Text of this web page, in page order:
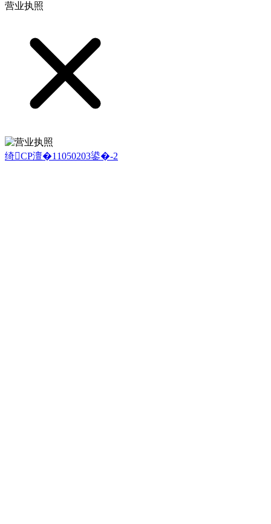
营业执照
绮CP澶�11050203鍙�-2